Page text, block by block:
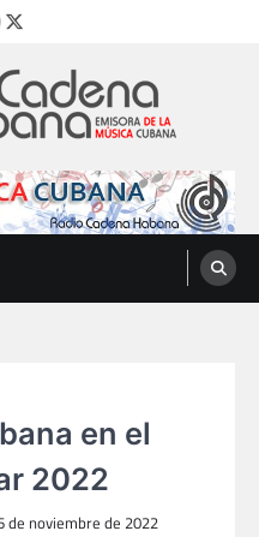
Twitter
en el
2022
de noviembre de 2022